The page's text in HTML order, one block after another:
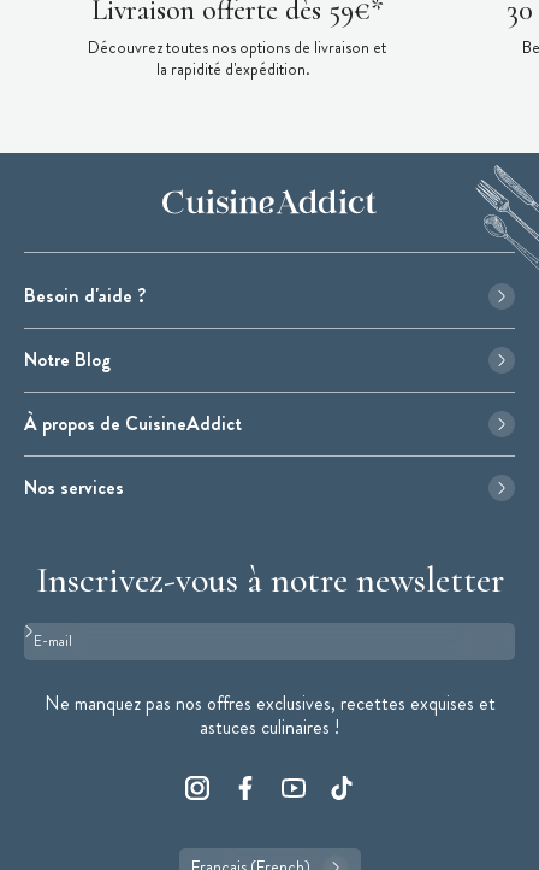
Livraison offerte dès 59€*
Découvrez toutes nos options de livraison et
la rapidité d'expédition.
Besoin d'aide ?
Notre Blog
À propos de CuisineAddict
Nos services
Inscrivez-vous à notre newsletter
Format : adresse@email.com
Ne manquez pas nos offres exclusives, recettes exquises et
astuces culinaires !